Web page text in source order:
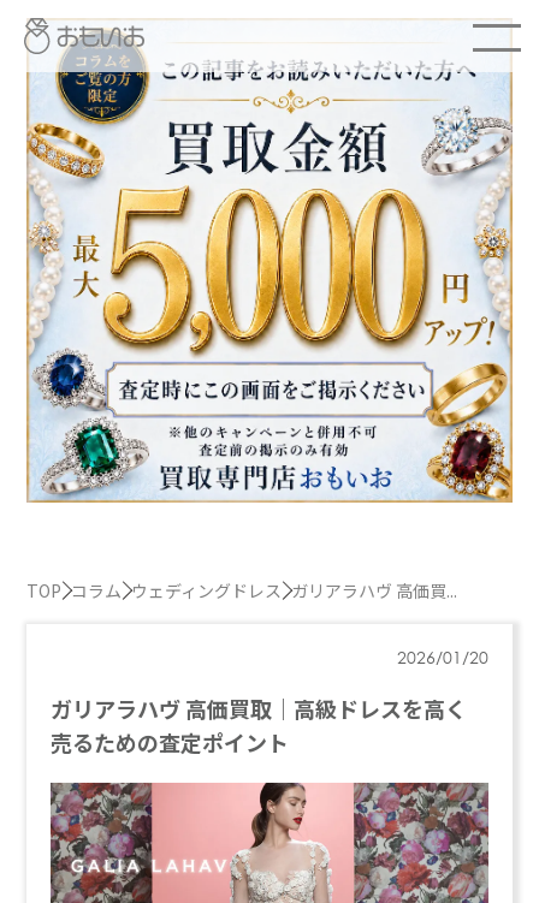
TOP コラム ウェディングドレス ガリアラハヴ 高価買...
2026/01/20
ガリアラハヴ 高価買取｜高級ドレスを高く
売るための査定ポイント